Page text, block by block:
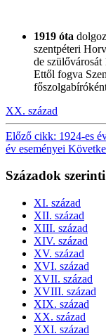
1919 óta
szentpéteri
de
Ettől fogva
XX. század
Előző cikk: 1924-es
év eseményei
Századok
XI. század
XII. század
XIII. század
XIV. század
XV. század
XVI. század
XVII. század
XVIII. század
XIX. század
XX. század
XXI. század